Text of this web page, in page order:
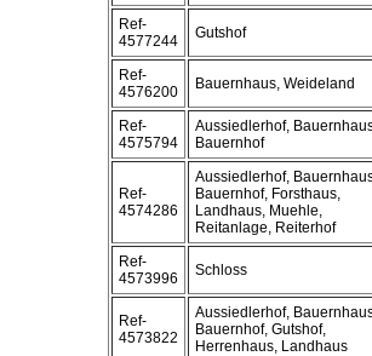
Ref-
4577244
Gutshof
Ref-
4576200
Bauernhaus, Weideland
Ref-
4575794
Aussiedlerhof,
Bauernhof
Ref-
4574286
Aussiedlerhof,
Bauernhof, Forsthaus,
Landhaus, Muehle,
Reitanlage, Reiterhof
Ref-
4573996
Schloss
Ref-
4573822
Aussiedlerhof,
Bauernhof, Gutshof,
Herrenhaus, Landhaus